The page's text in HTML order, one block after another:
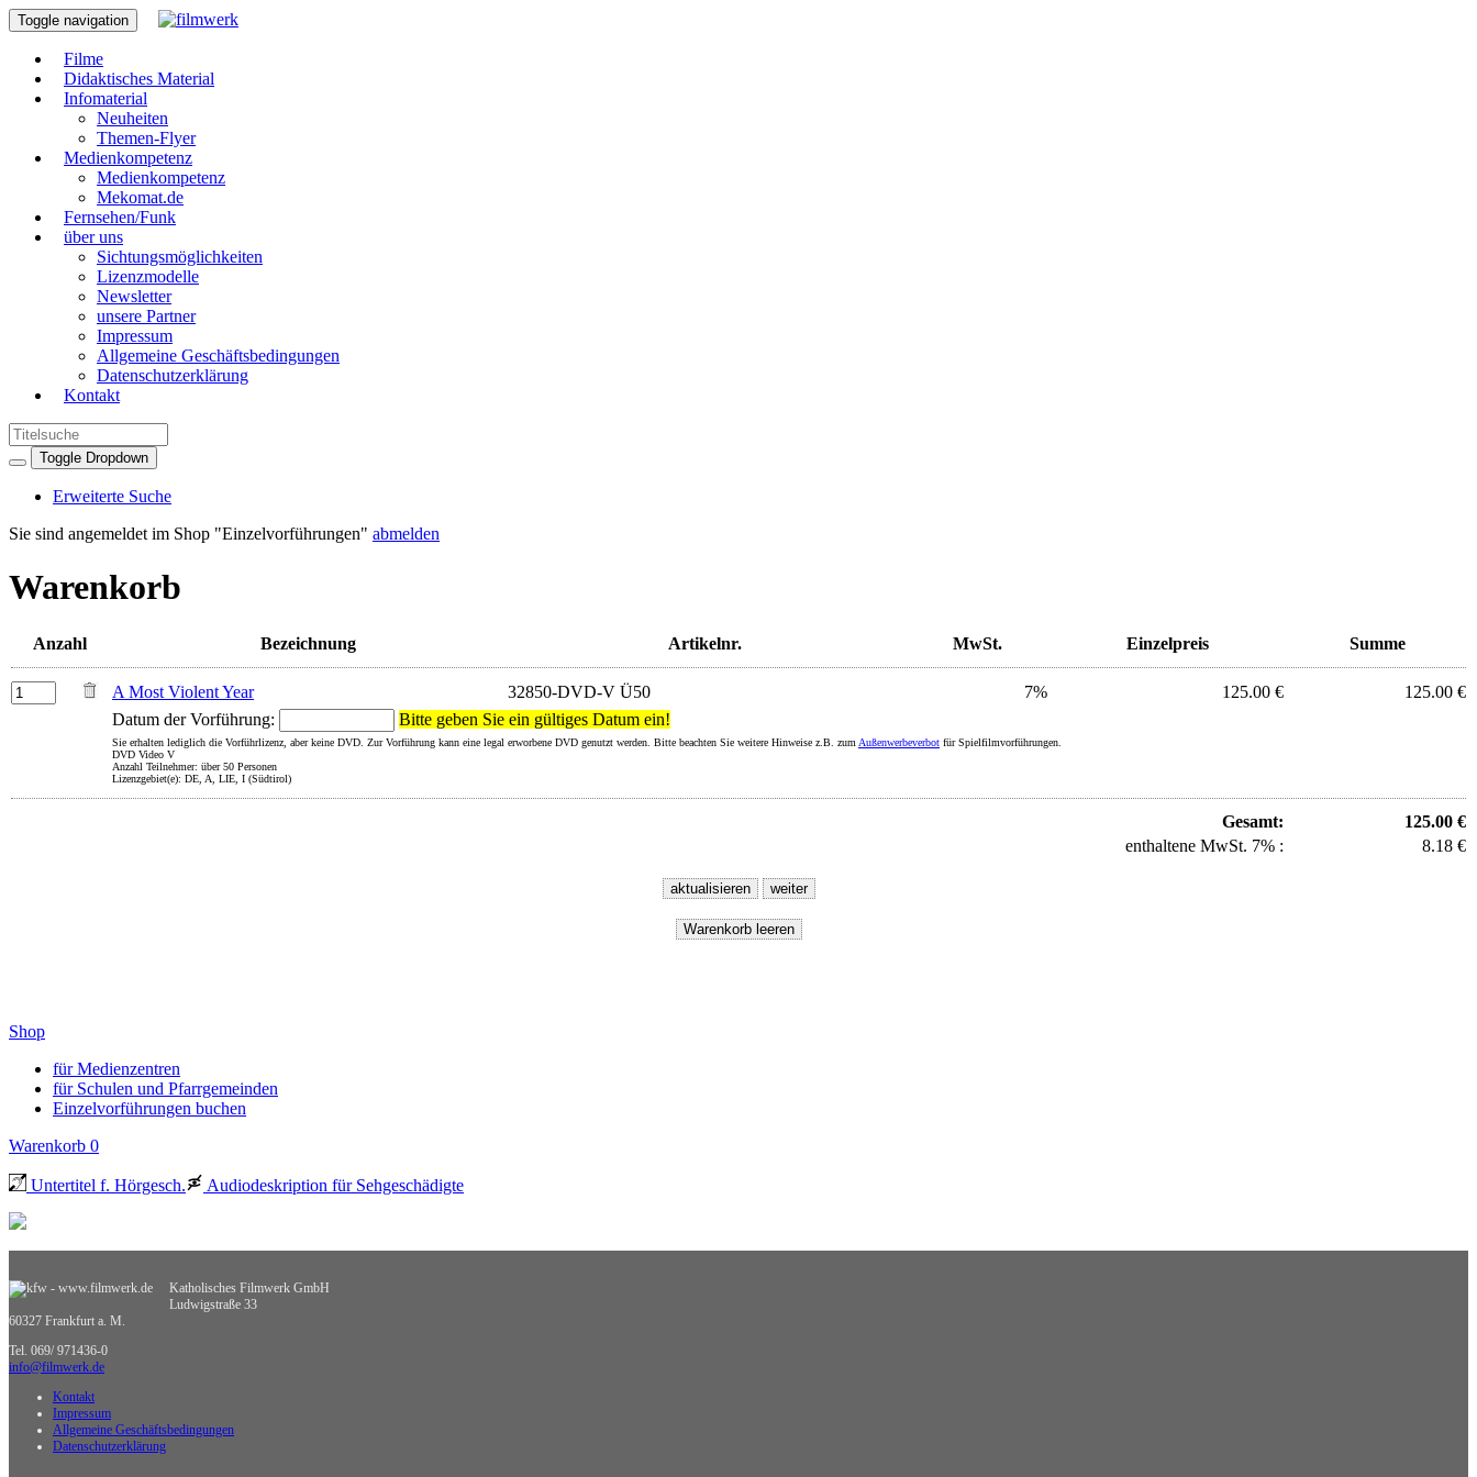
Toggle navigation
Filme
Didaktisches Material
Infomaterial
Neuheiten
Themen-Flyer
Medienkompetenz
Medienkompetenz
Mekomat.de
Fernsehen/Funk
über uns
Sichtungsmöglichkeiten
Lizenzmodelle
Newsletter
unsere Partner
Impressum
Allgemeine Geschäftsbedingungen
Datenschutzerklärung
Kontakt
Toggle Dropdown
Erweiterte Suche
Sie sind angemeldet im Shop "Einzelvorführungen" abmelden
Warenkorb
Anzahl Bezeichnung Artikelnr. MwSt. Einzelpreis Summe
A Most Violent Year 32850-DVD-V Ü50 7% 125.00 €
125.00 €
Datum der Vorführung:
Bitte geben Sie ein gültiges Datum ein!
Sie erhalten lediglich die Vorführlizenz, aber keine DVD. Zur Vorführung kann eine legal erworbene DVD genutzt werden. Bitte beachten Sie weitere Hinweise z.B. zum Außenwerbeverbot für Spielfilmvorführungen.
DVD Video V
Anzahl Teilnehmer: über 50 Personen
Lizenzgebiet(e): DE, A, LIE, I (Südtirol)
Gesamt:
125.00 €
enthaltene MwSt. 7% :
8.18 €
Shop
für Medienzentren
für Schulen und Pfarrgemeinden
Einzelvorführungen buchen
Warenkorb 0
Untertitel f. Hörgesch. Audiodeskription für Sehgeschädigte
Katholisches Filmwerk GmbH
Ludwigstraße 33
60327 Frankfurt a. M.
Tel. 069/ 971436-0
info@filmwerk.de
Kontakt
Impressum
Allgemeine Geschäftsbedingungen
Datenschutzerklärung